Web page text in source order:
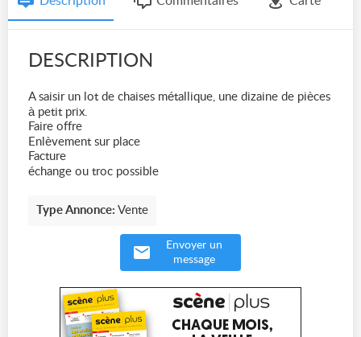
DESCRIPTION
A saisir un lot de chaises métallique, une dizaine de pièces
à petit prix.
Faire offre
Enlèvement sur place
Facture
échange ou troc possible
Type Annonce: Vente
Envoyer un
message